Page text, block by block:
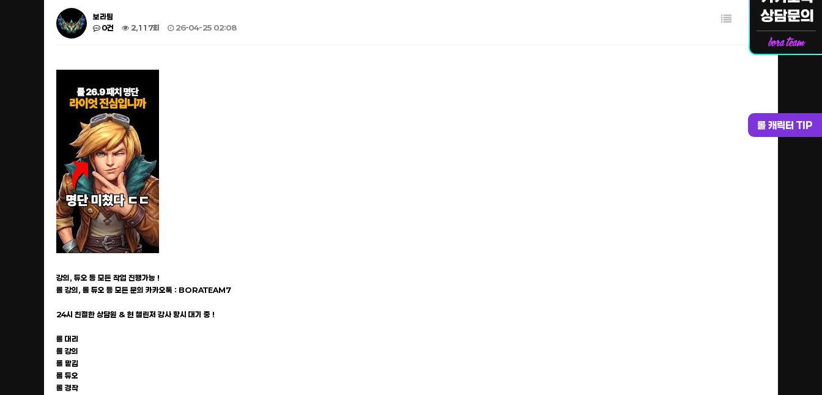
롤 캐릭터 TIP
보라팀
0건
2,117회 26-04-25 02:08
강의, 듀오 등 모든 작업 진행가능 !
롤 강의, 롤 듀오 등 모든 문의 카카오톡 : BORATEAM7
24시 친절한 상담원 & 현 챌린저 강사 항시 대기 중 !
롤 대리
롤 강의
롤 맡김
롤 듀오
롤 경작